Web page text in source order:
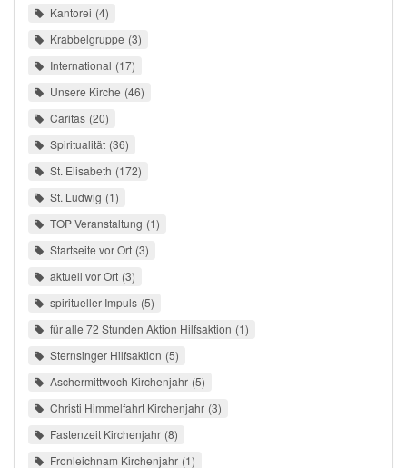
Kantorei 4
Krabbelgruppe 3
International 17
Unsere Kirche 46
Caritas 20
Spiritualität 36
St. Elisabeth 172
St. Ludwig 1
TOP Veranstaltung 1
Startseite vor Ort 3
aktuell vor Ort 3
spiritueller Impuls 5
für alle 72 Stunden Aktion Hilfsaktion 1
Sternsinger Hilfsaktion 5
Aschermittwoch Kirchenjahr 5
Christi Himmelfahrt Kirchenjahr 3
Fastenzeit Kirchenjahr 8
Fronleichnam Kirchenjahr 1